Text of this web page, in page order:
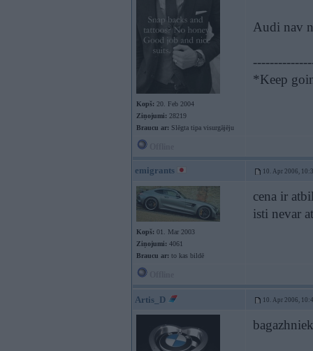
Kopš: 20. Feb 2004
Ziņojumi: 28219
Braucu ar: Slēgta tipa visurgājēju
Audi nav
*Keep
emigrants 10. Apr 2006,
Kopš: 01. Mar 2003
Ziņojumi: 4061
Braucu ar: to kas bildē
cena ir
isti nevar
Artis_D 10. Apr 2006,